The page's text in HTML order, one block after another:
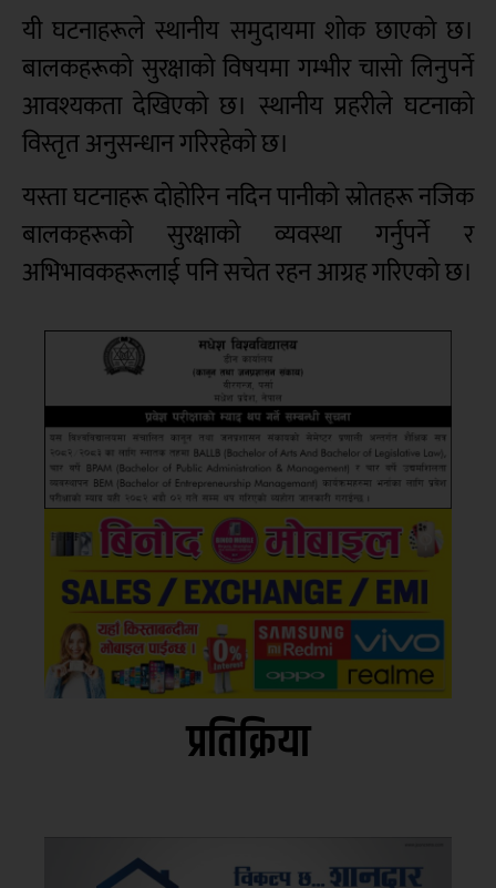
यी घटनाहरूले स्थानीय समुदायमा शोक छाएको छ।
बालकहरूको सुरक्षाको विषयमा गम्भीर चासो लिनुपर्ने
आवश्यकता देखिएको छ। स्थानीय प्रहरीले घटनाको
विस्तृत अनुसन्धान गरिरहेको छ।
यस्ता घटनाहरू दोहोरिन नदिन पानीको स्रोतहरू नजिक
बालकहरूको सुरक्षाको व्यवस्था गर्नुपर्ने र
अभिभावकहरूलाई पनि सचेत रहन आग्रह गरिएको छ।
प्रतिक्रिया